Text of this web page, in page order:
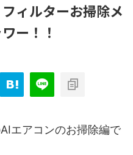
ィルターお掃除メ
ー！！
エアコンのお掃除編で